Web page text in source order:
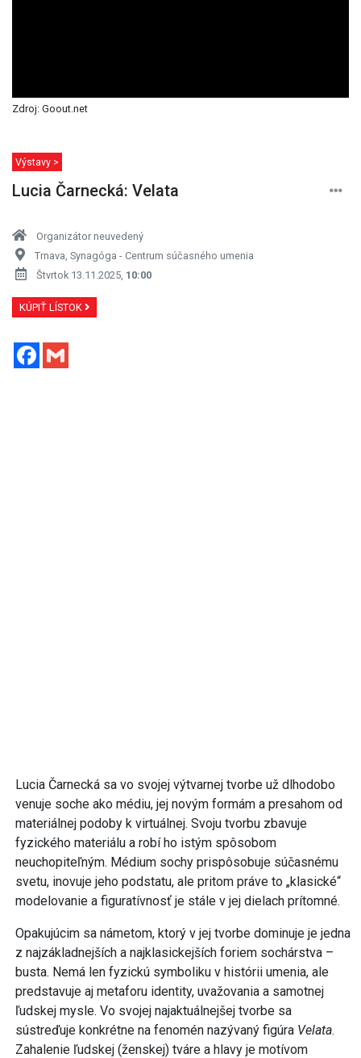
Zdroj: Goout.net
Výstavy >
Lucia Čarnecká: Velata
Organizátor neuvedený
Trnava, Synagóga - Centrum súčasného umenia
Štvrtok 13.11.2025, 10:00
KÚPIŤ LÍSTOK
Facebook
Lucia Čarnecká sa vo svojej výtvarnej tvorbe už dlhodobo
venuje soche ako médiu, jej novým formám a presahom od
materiálnej podoby k virtuálnej. Svoju tvorbu zbavuje
fyzického materiálu a robí ho istým spôsobom
neuchopiteľným. Médium sochy prispôsobuje súčasnému
svetu, inovuje jeho podstatu, ale pritom práve to „klasické“
modelovanie a figuratívnosť je stále v jej dielach prítomné.
Opakujúcim sa námetom, ktorý v jej tvorbe dominuje je jedna
z najzákladnejších a najklasickejších foriem sochárstva –
busta. Nemá len fyzickú symboliku v histórii umenia, ale
predstavuje aj metaforu identity, uvažovania a samotnej
ľudskej mysle. Vo svojej najaktuálnejšej tvorbe sa
sústreďuje konkrétne na fenomén nazývaný figúra Velata.
Zahalenie ľudskej (ženskej) tváre a hlavy je motívom